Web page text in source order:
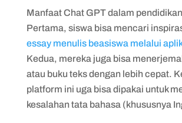
Manfaat Chat GPT dalam
Pertama, siswa bisa mencari
essay menulis beasiswa melalui
Kedua, mereka juga bisa
atau buku teks dengan lebih cepat.
platform ini uga bisa dipakai untuk
kesalahan tata bahasa (khususnya